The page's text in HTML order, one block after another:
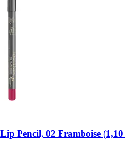
Lip Pencil, 02 Framboise (1,10